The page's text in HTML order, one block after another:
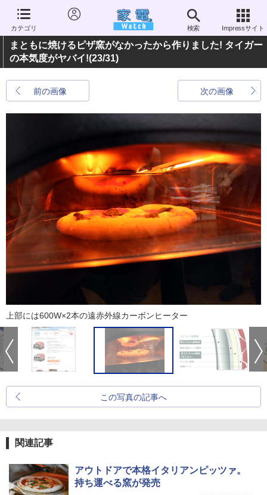
カテゴリ 検索 Impressサイト
まともに焼けるピザ窯がなかったから作りました! タイガー
の本気度がヤバイ!(23/31)
前の画像 次の画像
上部には600W×2本の遠赤外線カーボンヒーター
この写真の記事へ
関連記事
アウトドアで本格イタリアンピッツァ。
持ち運べる窯が発売